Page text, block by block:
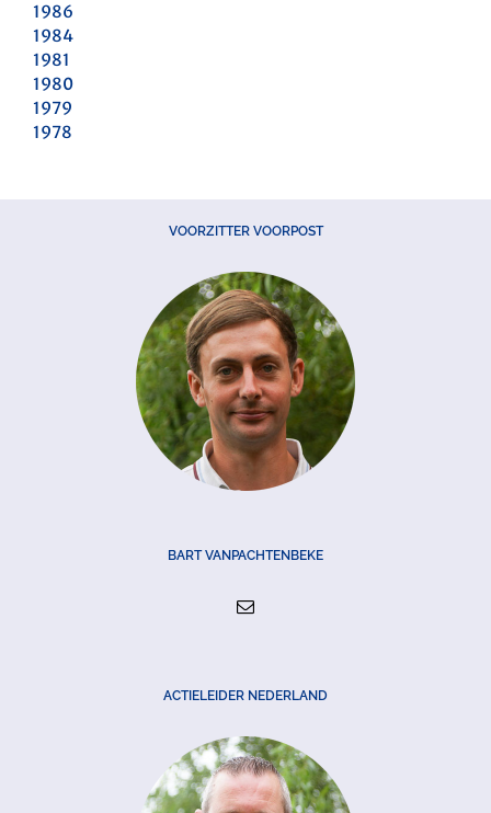
1986
1984
1981
1980
1979
1978
VOORZITTER VOORPOST
BART VANPACHTENBEKE
ACTIELEIDER NEDERLAND